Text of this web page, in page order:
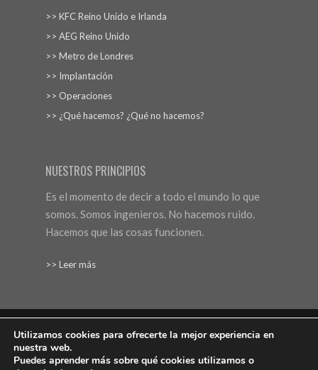
>> KFC Reino Unido e Irlanda
>> AEG Reino Unido
>> Metro de Londres
>> Implantación
>> Operaciones
>> ¿Qué hacemos? ¿Qué no hacemos?
NUESTROS PRINCIPIOS
Es el momento de decir a todo el mundo lo que
somos. Somos ingenieros. No hacemos ruido.
Hacemos que las cosas funcionen.
>> Leer más
Aviso Legal Protección de datos
Utilizamos cookies para ofrecerte la mejor experiencia en
nuestra web.
Puedes aprender más sobre qué cookies utilizamos o